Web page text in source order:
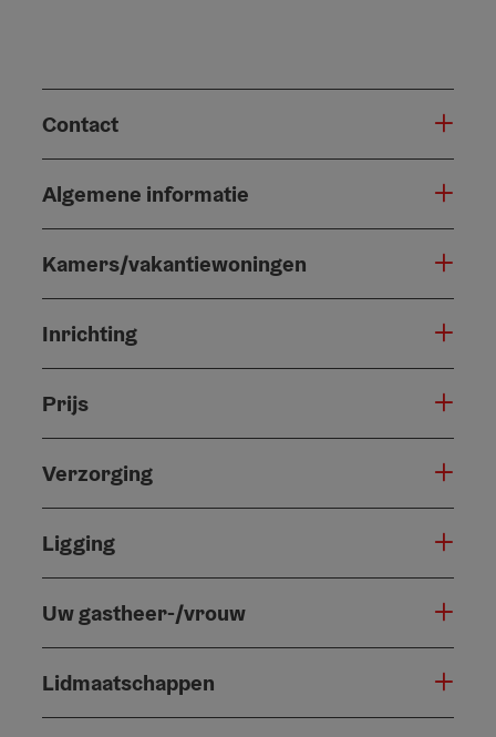
Contact
Algemene informatie
Kamers/vakantiewoningen
Inrichting
Prijs
Verzorging
Ligging
Uw gastheer-/vrouw
Lidmaatschappen